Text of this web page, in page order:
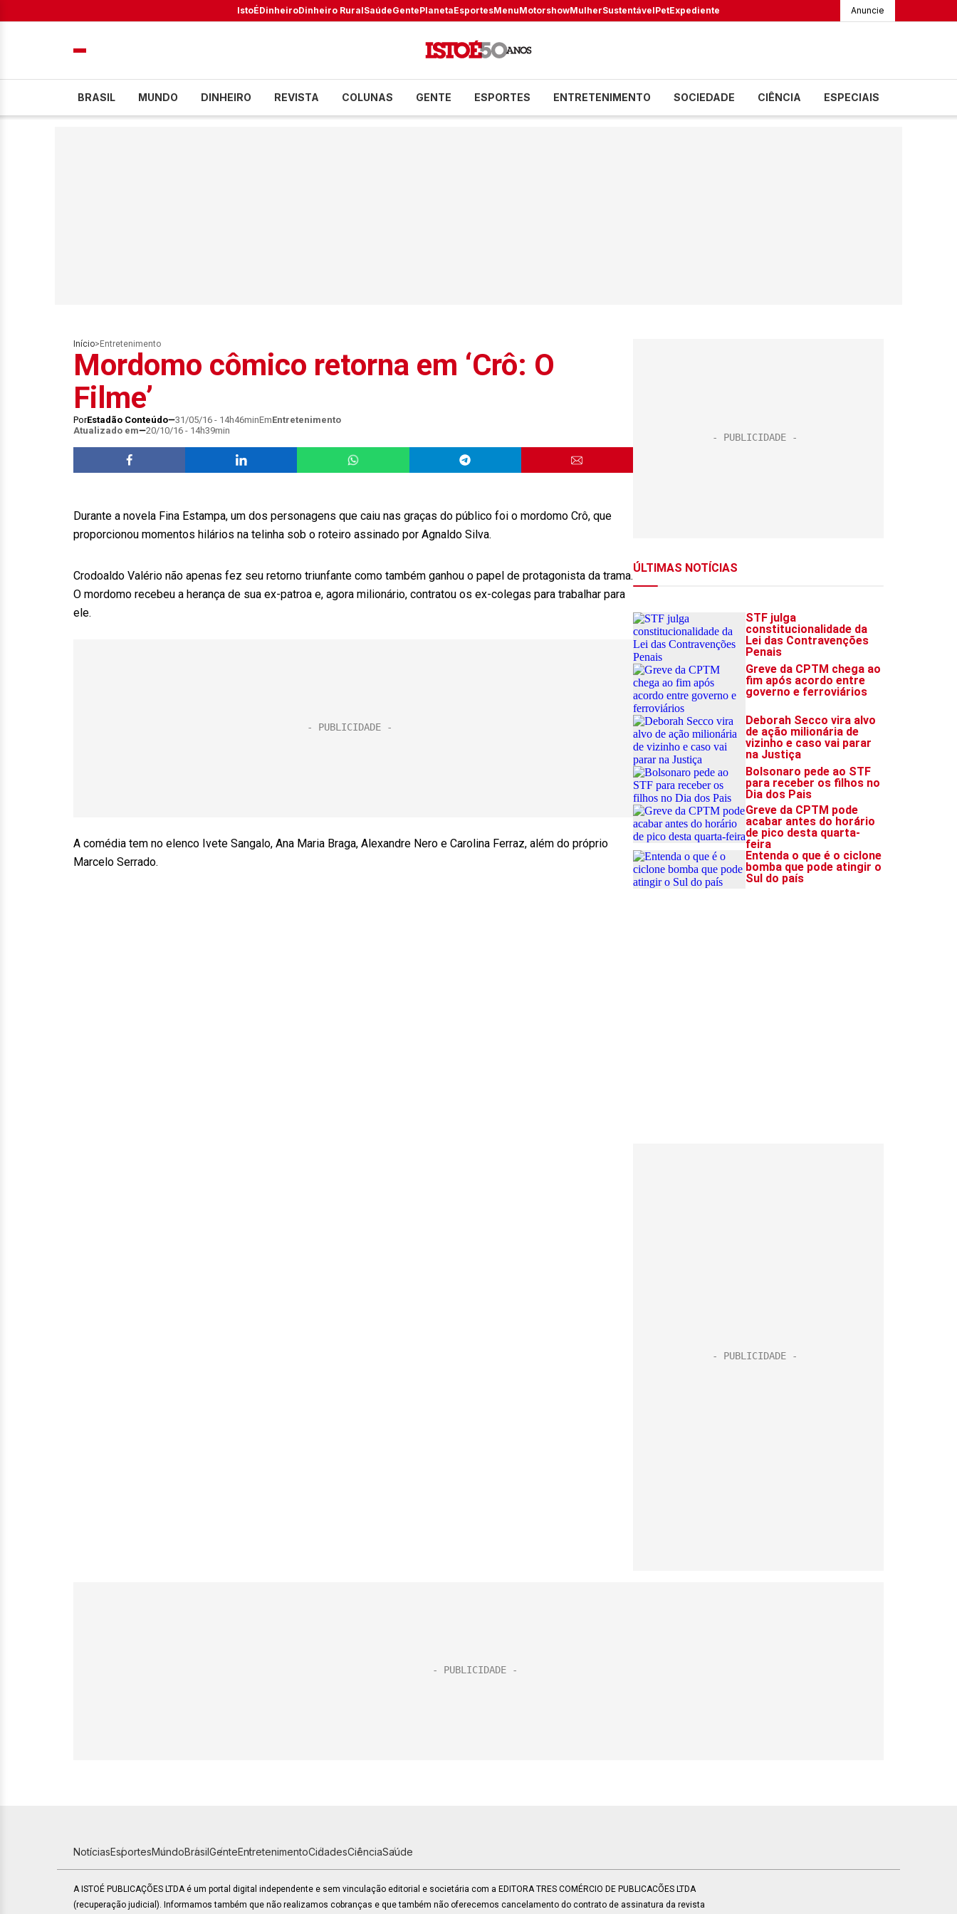
IstoÉDinheiroDinheiro RuralSaúdeGentePlanetaEsportesMenuMotorshowMulherSustentávelPetExpediente Anuncie
BRASIL MUNDO DINHEIRO REVISTA COLUNAS GENTE ESPORTES ENTRETENIMENTO SOCIEDADE CIÊNCIA ESPECIAIS
Início> Entretenimento
Mordomo cômico retorna em ‘Crô: O
Filme’
PorEstadão Conteúdo 31/05/16 - 14h46minEmEntretenimento
Atualizado em
20/10/16 - 14h39min
Durante a novela Fina Estampa, um dos personagens que caiu nas graças do público foi o mordomo Crô, que
proporcionou momentos hilários na telinha sob o roteiro assinado por Agnaldo Silva.
Crodoaldo Valério não apenas fez seu retorno triunfante como também ganhou o papel de protagonista da trama.
O mordomo recebeu a herança de sua ex-patroa e, agora milionário, contratou os ex-colegas para trabalhar para
ele.
A comédia tem no elenco Ivete Sangalo, Ana Maria Braga, Alexandre Nero e Carolina Ferraz, além do próprio
Marcelo Serrado.
NotíciasEsportesMundoBrasilGenteEntretenimentoCidadesCiênciaSaúde
A ISTOÉ PUBLICAÇÕES LTDA é um portal digital independente e sem vinculação editorial e societária com a EDITORA TRES COMÉRCIO DE PUBLICACÕES LTDA
(recuperação judicial). Informamos também que não realizamos cobranças e que também não oferecemos cancelamento do contrato de assinatura da revista